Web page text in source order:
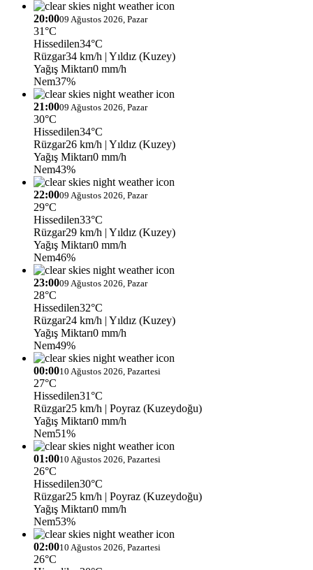
20:0009 Ağustos 2026, Pazar
31°C
Hissedilen34°C
Rüzgar34 km/h | Yıldız (Kuzey)
Yağış Miktarı0 mm/h
Nem37%
21:0009 Ağustos 2026, Pazar
30°C
Hissedilen34°C
Rüzgar26 km/h | Yıldız (Kuzey)
Yağış Miktarı0 mm/h
Nem43%
22:0009 Ağustos 2026, Pazar
29°C
Hissedilen33°C
Rüzgar29 km/h | Yıldız (Kuzey)
Yağış Miktarı0 mm/h
Nem46%
23:0009 Ağustos 2026, Pazar
28°C
Hissedilen32°C
Rüzgar24 km/h | Yıldız (Kuzey)
Yağış Miktarı0 mm/h
Nem49%
00:0010 Ağustos 2026, Pazartesi
27°C
Hissedilen31°C
Rüzgar25 km/h | Poyraz (Kuzeydoğu)
Yağış Miktarı0 mm/h
Nem51%
01:0010 Ağustos 2026, Pazartesi
26°C
Hissedilen30°C
Rüzgar25 km/h | Poyraz (Kuzeydoğu)
Yağış Miktarı0 mm/h
Nem53%
02:0010 Ağustos 2026, Pazartesi
26°C